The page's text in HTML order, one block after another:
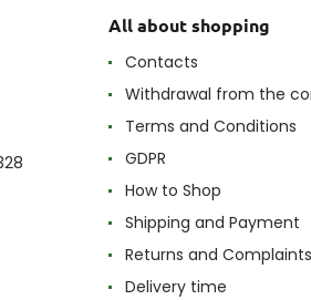
All about shopping
Contacts
Withdrawal from the
Terms and Conditions
GDPR
How to Shop
Shipping and Payment
Returns and Complaints
Delivery time